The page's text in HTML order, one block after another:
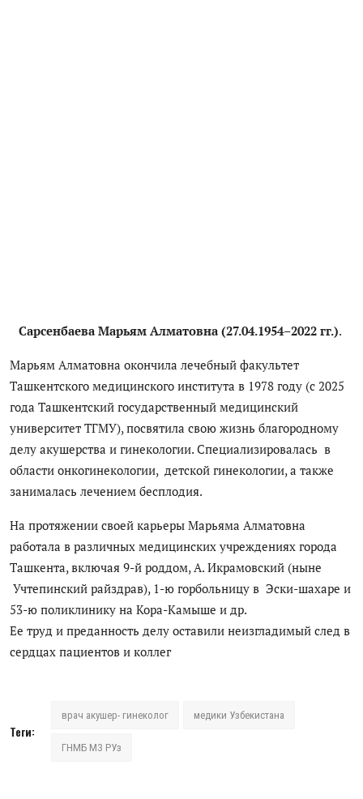
Сарсенбаева Марьям Алматовна (27.04.1954–2022 гг.).
Марьям Алматовна окончила лечебный факультет
Ташкентского медицинского института в 1978 году (с 2025
года Ташкентский государственный медицинский
университет ТГМУ), посвятила свою жизнь благородному
делу акушерства и гинекологии. Специализировалась в
области онкогинекологии, детской гинекологии, а также
занималась лечением бесплодия.
На протяжении своей карьеры Марьяма Алматовна
работала в различных медицинских учреждениях города
Ташкента, включая 9-й роддом, А. Икрамовский (ныне
Учтепинский райздрав), 1-ю горбольницу в Эски-шахаре и
53-ю поликлинику на Кора-Камыше и др.
Ее труд и преданность делу оставили неизгладимый след в
сердцах пациентов и коллег
Теги:
врач акушер- гинеколог медики Узбекистана
ГНМБ МЗ РУз